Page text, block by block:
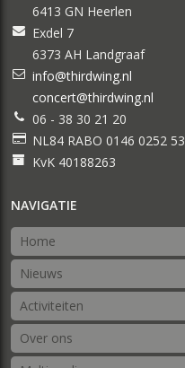
6413 GN Heerlen
Exdel 7
6373 AH Landgraaf
info@thirdwing.nl
concert@thirdwing.nl
06 - 38 30 21 20
NL84 RABO 0146 0252 53
KvK 40188263
NAVIGATIE
Home
Nieuws
Activiteiten
Over ons